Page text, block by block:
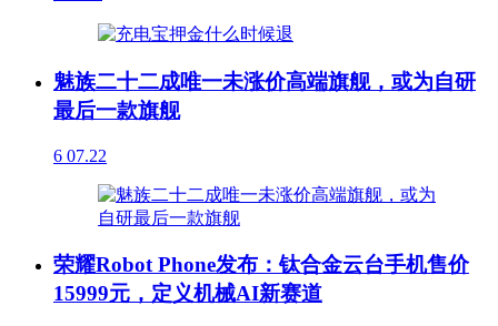
魅族二十二成唯一未涨价高端旗舰，或为自研
最后一款旗舰
6 07.22
荣耀Robot Phone发布：钛合金云台手机售价
15999元，定义机械AI新赛道